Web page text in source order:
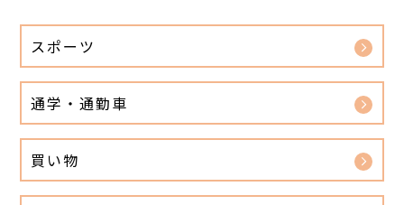
スポーツ
通学・通勤車
買い物